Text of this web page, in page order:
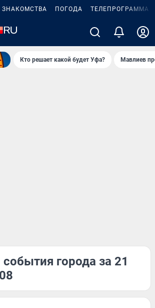
ЗНАКОМСТВА ПОГОДА ТЕЛЕПРОГРАММА
Кто решает какой будет Уфа? Мавлиев
города за 21